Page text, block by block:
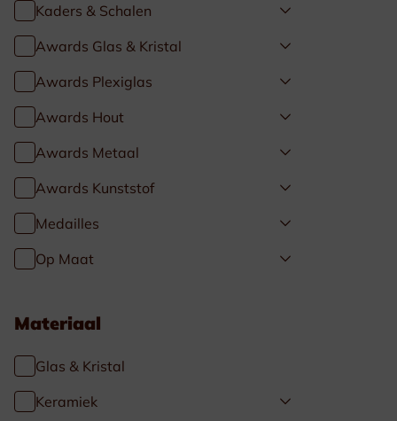
Kaders & Schalen
Awards Glas & Kristal
Awards Plexiglas
Awards Hout
Awards Metaal
Awards Kunststof
Medailles
Op Maat
Materiaal
Glas & Kristal
Keramiek